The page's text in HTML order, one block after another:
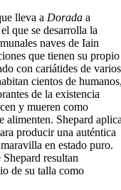
lleva a Dorada a
que se desarrolla la
naves de Iain
que tienen su propio
con cariátides de varios
cientos de
de la existencia
y mueren como
alimenten. Shepard
producir una auténtica
en estado puro.
resultan
de su talla como